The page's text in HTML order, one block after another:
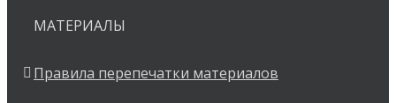
МАТЕРИАЛЫ
Правила перепечатки материалов